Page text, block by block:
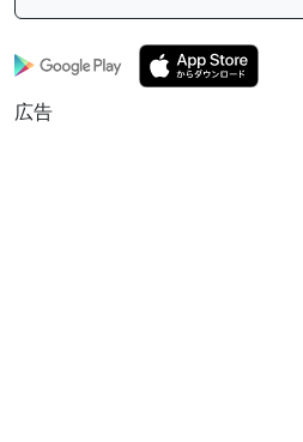
広告